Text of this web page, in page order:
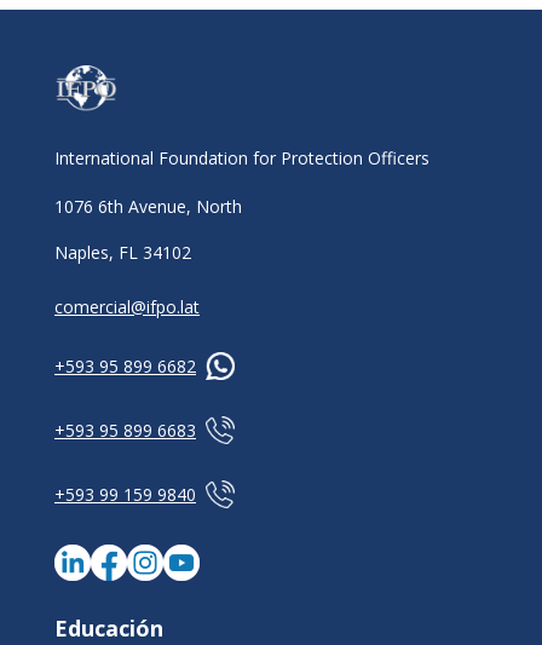
International Foundation for Protection Officers
1076 6th Avenue, North
Naples, FL 34102
comercial@ifpo.lat
+593 95 899 6682
+593 95 899 6683
+593 99 159 9840
Educación